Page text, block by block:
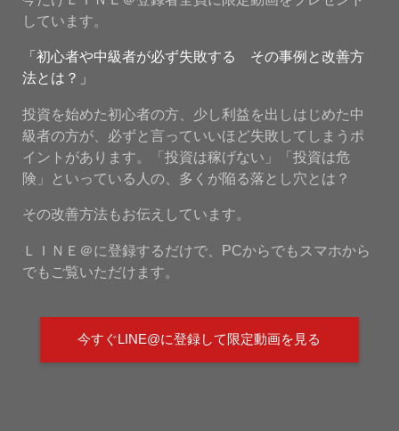
しています。
「初心者や中級者が必ず失敗する その事例と改善方
法とは？」
投資を始めた初心者の方、少し利益を出しはじめた中
級者の方が、必ずと言っていいほど失敗してしまうポ
イントがあります。「投資は稼げない」「投資は危
険」といっている人の、多くが陥る落とし穴とは？
その改善方法もお伝えしています。
ＬＩＮＥ＠に登録するだけで、PCからでもスマホから
でもご覧いただけます。
今すぐLINE@に登録して限定動画を見る